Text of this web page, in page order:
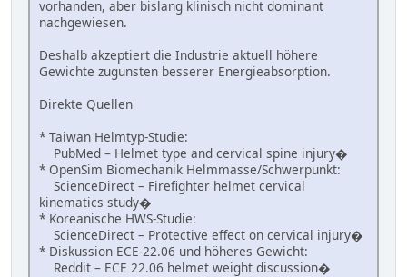
vorhanden, aber bislang klinisch nicht dominant
nachgewiesen.
Deshalb akzeptiert die Industrie aktuell höhere
Gewichte zugunsten besserer Energieabsorption.
Direkte Quellen
* Taiwan Helmtyp-Studie:
PubMed – Helmet type and cervical spine injury�
* OpenSim Biomechanik Helmmasse/Schwerpunkt:
ScienceDirect – Firefighter helmet cervical
kinematics study�
* Koreanische HWS-Studie:
ScienceDirect – Protective effect on cervical injury�
* Diskussion ECE-22.06 und höheres Gewicht:
Reddit – ECE 22.06 helmet weight discussion�